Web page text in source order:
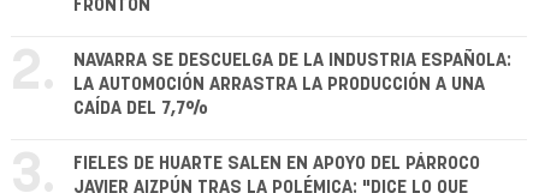
FRONTÓN
2.
NAVARRA SE DESCUELGA DE LA INDUSTRIA ESPAÑOLA:
LA AUTOMOCIÓN ARRASTRA LA PRODUCCIÓN A UNA
CAÍDA DEL 7,7%
3.
FIELES DE HUARTE SALEN EN APOYO DEL PÁRROCO
JAVIER AIZPÚN TRAS LA POLÉMICA: "DICE LO QUE